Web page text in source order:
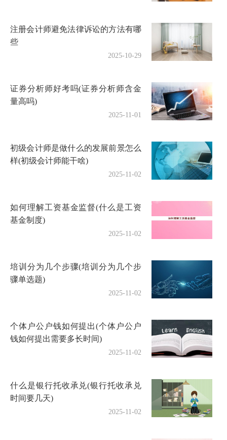
注册会计师避免法律诉讼的方法有哪
些
2025-10-29
证券分析师好考吗(证券分析师含金
量高吗)
2025-11-01
初级会计师是做什么的发展前景怎么
样(初级会计师能干啥)
2025-11-02
如何理解工资基金监督(什么是工资
基金制度)
2025-11-02
培训分为几个步骤(培训分为几个步
骤单选题)
2025-11-02
个体户公户钱如何提出(个体户公户
钱如何提出需要多长时间)
2025-11-02
什么是银行托收承兑(银行托收承兑
时间要几天)
2025-11-02